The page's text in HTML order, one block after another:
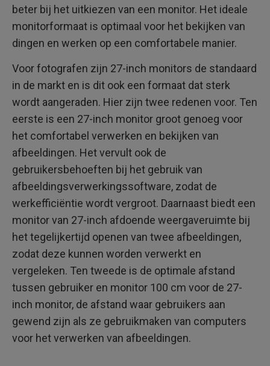
beter bij het uitkiezen van een monitor. Het ideale
monitorformaat is optimaal voor het bekijken van
dingen en werken op een comfortabele manier.
Voor fotografen zijn 27-inch monitors de standaard
in de markt en is dit ook een formaat dat sterk
wordt aangeraden. Hier zijn twee redenen voor. Ten
eerste is een 27-inch monitor groot genoeg voor
het comfortabel verwerken en bekijken van
afbeeldingen. Het vervult ook de
gebruikersbehoeften bij het gebruik van
afbeeldingsverwerkingssoftware, zodat de
werkefficiëntie wordt vergroot. Daarnaast biedt een
monitor van 27-inch afdoende weergaveruimte bij
het tegelijkertijd openen van twee afbeeldingen,
zodat deze kunnen worden verwerkt en
vergeleken. Ten tweede is de optimale afstand
tussen gebruiker en monitor 100 cm voor de 27-
inch monitor, de afstand waar gebruikers aan
gewend zijn als ze gebruikmaken van computers
voor het verwerken van afbeeldingen.